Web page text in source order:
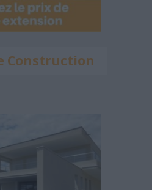
Construction